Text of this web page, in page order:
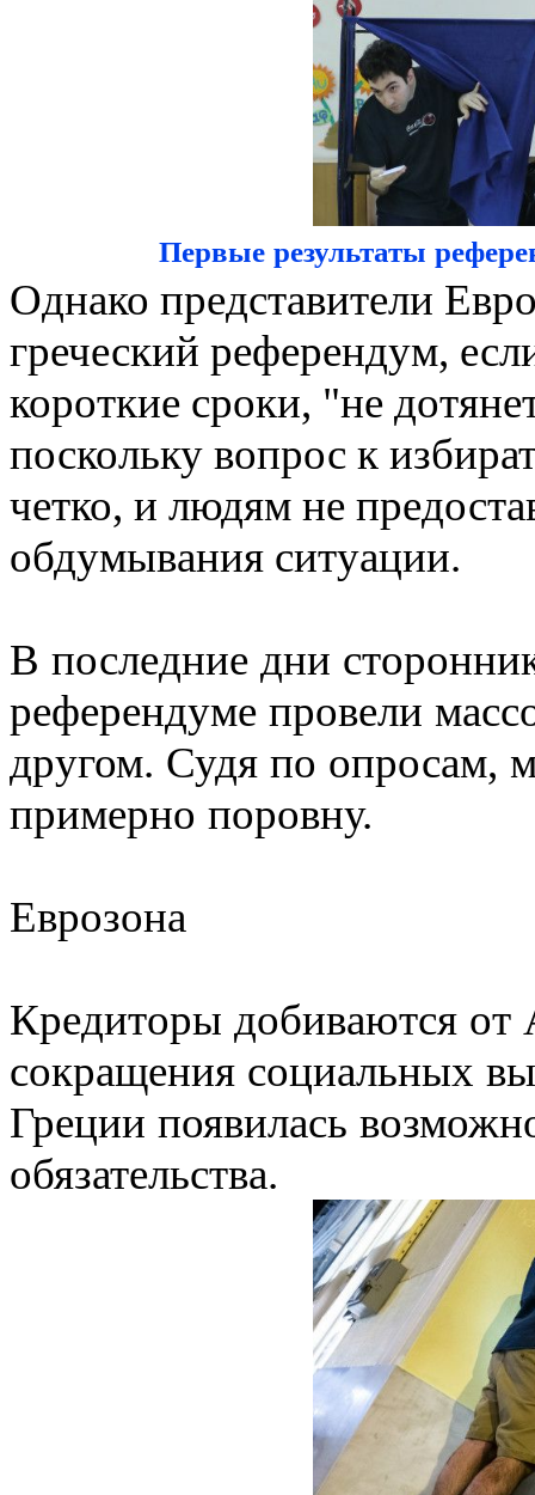
Первые результаты
Однако представители
греческий референдум,
короткие сроки, "не
поскольку вопрос к
четко, и людям не
обдумывания ситуации.
В последние дни
референдуме провели
другом. Судя по опросам,
примерно поровну.
Еврозона
Кредиторы добиваются
сокращения социальных
Греции появилась
обязательства.